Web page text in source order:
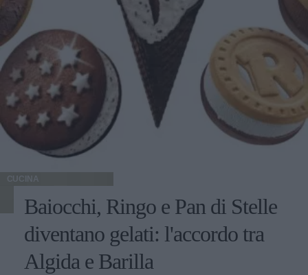
CUCINA
Baiocchi, Ringo e Pan di Stelle
diventano gelati: l'accordo tra
Algida e Barilla